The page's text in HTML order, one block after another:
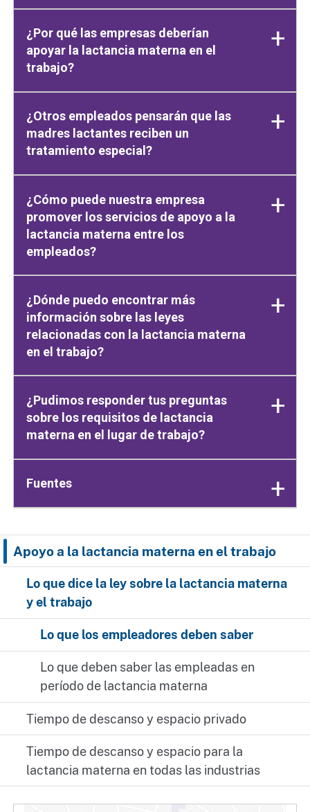
Apoyo a la lactancia materna en el trabajo
Lo que dice la ley sobre la lactancia materna
y el trabajo
Lo que los empleadores deben saber
Lo que deben saber las empleadas en
período de lactancia materna
Tiempo de descanso y espacio privado
Tiempo de descanso y espacio para la
lactancia materna en todas las industrias
¿Por qué las empresas deberían
apoyar la lactancia materna en el
trabajo?
¿Otros empleados pensarán que las
madres lactantes reciben un
tratamiento especial?
¿Cómo puede nuestra empresa
promover los servicios de apoyo a la
lactancia materna entre los
empleados?
¿Dónde puedo encontrar más
información sobre las leyes
relacionadas con la lactancia materna
en el trabajo?
¿Pudimos responder tus preguntas
sobre los requisitos de lactancia
materna en el lugar de trabajo?
Fuentes